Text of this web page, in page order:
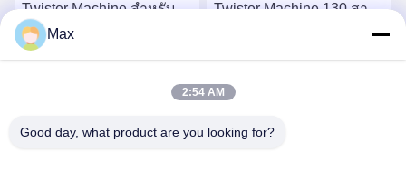
Twister Machine สำหรับ
หุ้มเกราะและกรอง
Twister Machine 130 สาย
Max
2:54 AM
Good day, what product are you looking for?